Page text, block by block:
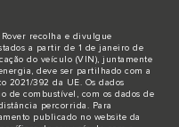
recolha e divulgue
a partir de 1 de janeiro de
do veículo (VIN), juntamente
deve ser partilhado com a
2021/392 da UE. Os dados
de combustível, com os dados de
percorrida. Para
publicado no website da